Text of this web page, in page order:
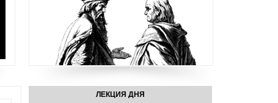
ЛЕКЦИЯ ДНЯ